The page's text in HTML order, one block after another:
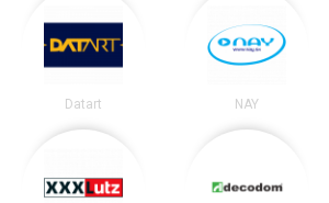
Datart NAY